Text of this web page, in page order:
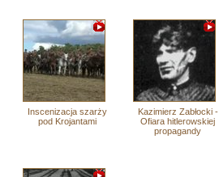
Inscenizacja szarży
pod Krojantami
Kazimierz Zabłocki -
Ofiara hitlerowskiej
propagandy